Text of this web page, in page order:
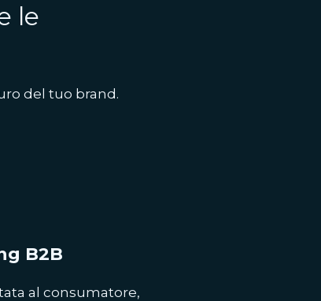
le
del tuo brand.
B2B
al consumatore,